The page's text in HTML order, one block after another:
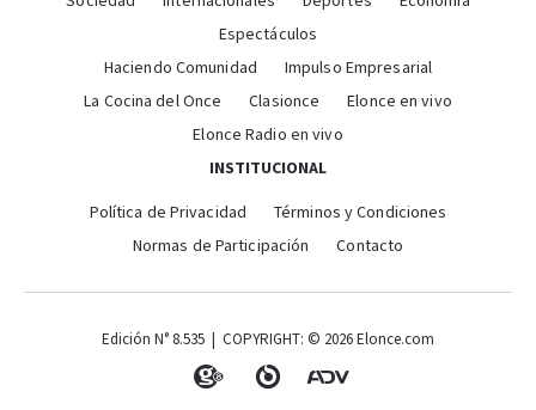
Espectáculos
Haciendo Comunidad
Impulso Empresarial
La Cocina del Once
Clasionce
Elonce en vivo
Elonce Radio en vivo
INSTITUCIONAL
Política de Privacidad
Términos y Condiciones
Normas de Participación
Contacto
Edición N° 8.535 | COPYRIGHT: © 2026 Elonce.com